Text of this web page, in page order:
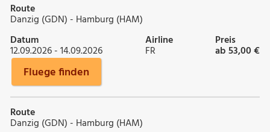
Route
Danzig (GDN) - Hamburg (HAM)
Datum
12.09.2026 - 14.09.2026
Airline
FR
Preis
ab 53,00 €
Fluege finden
Route
Danzig (GDN) - Hamburg (HAM)